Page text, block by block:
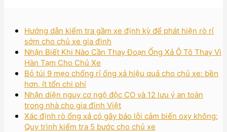
Hướng dẫn kiểm tra gầm xe định kỳ để phát hiện rò rỉ
sớm cho chủ xe gia đình
Nhận Biết Khi Nào Cần Thay Đoạn Ống Xả Ô Tô Thay Vì
Hàn Tạm Cho Chủ Xe
Bỏ túi 9 mẹo chống rỉ ống xả hiệu quả cho chủ xe: bền
hơn, ít tốn chi phí
Nhận diện nguy cơ ngộ độc CO và 12 lưu ý an toàn
trong nhà cho gia đình Việt
Xác định rò ống xả có gây báo lỗi cảm biến oxy không:
Quy trình kiểm tra 5 bước cho chủ xe